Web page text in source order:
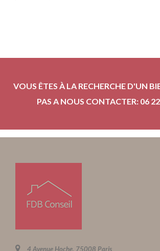
VOUS ÊTES À LA RECHERCHE D'UN
PAS A NOUS CONTACTER: 06
4 Avenue Hoche, 75008 Paris